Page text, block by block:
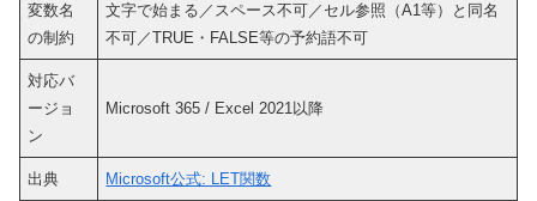
変数名
の制約
文字で始まる／スペース不可／セル参照（A1等）と同名
不可／TRUE・FALSE等の予約語不可
対応バ
ージョ
ン
Microsoft 365 / Excel 2021以降
出典 Microsoft公式: LET関数